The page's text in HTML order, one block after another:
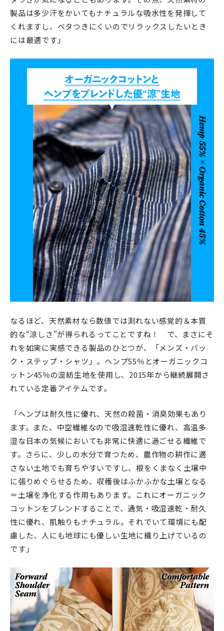
製品は多少汗をかいてもナチュラルな吸水性を発揮して
くれますし、ベタつきにくいのでリラックスしたいとき
には最適です」
なるほど、天然素材なら数値では測れない感覚的＆本質
的な“涼しさ”が得られるってことですね！ で、まさにそ
れを如実に実感できる製品のひとつが、「メンズ・バッ
ク・ステップ・シャツ」。ヘンプ55％とオーガニックコ
ットン45％の混紡生地を使用し、2015年から継続展開さ
れている定番アイテムです。
「ヘンプは耐久性に優れ、天然の殺菌・消臭効果もあり
ます。また、中空繊維なので吸湿速乾性に優れ、高温多
湿な日本の気候においても非常に快適に過ごせる繊維で
す。さらに、少しの水分で育つため、農作物の耕作に適
さない土地でも育ちやすいですし、根をくまなく土壌中
に張りめぐらせるため、収穫後はふかふかな土壌となる
＝土壌を浄化する作用もあります。これにオーガニック
コットンをブレンドすることで、通気・吸湿速乾・耐久
性に優れ、肌触りもナチュラル。それでいて環境にも配
慮した、人にも地球にも優しい生地に織り上げているの
です」